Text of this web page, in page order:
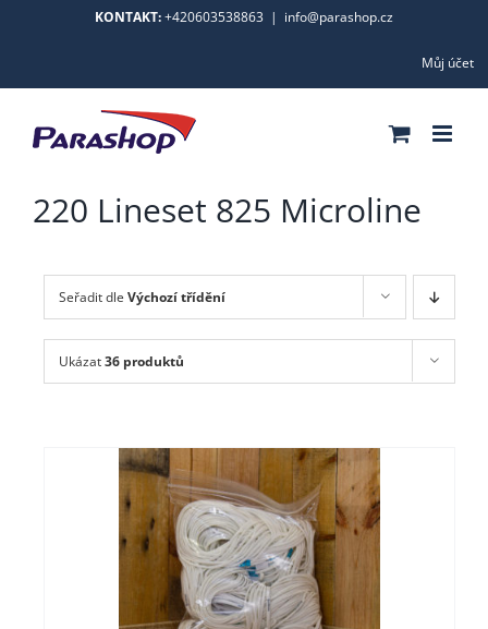
KONTAKT:+420603538863 | info@parashop.cz
Můj účet
220 Lineset 825 Microline
Seřadit dle Výchozí třídění
Ukázat36 produktů